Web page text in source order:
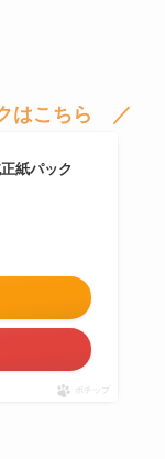
はこちら ／
紙パック
ポチップ